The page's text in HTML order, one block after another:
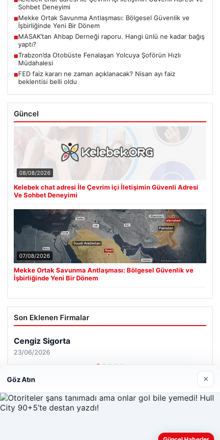
Sohbet Deneyimi
■Mekke Ortak Savunma Antlaşması: Bölgesel Güvenlik ve
İşbirliğinde Yeni Bir Dönem
■MASAK’tan Ahbap Derneği raporu. Hangi ünlü ne kadar bağış
yaptı?
■Trabzon’da Otobüste Fenalaşan Yolcuya Şoförün Hızlı
Müdahalesi
■FED faiz kararı ne zaman açıklanacak? Nisan ayı faiz
beklentisi belli oldu
Güncel
08/08/2026
Kelebek chat adresi İle Çevrim içi İletişimin Güvenli Adresi
Ve Sohbet Deneyimi
07/08/2026
Mekke Ortak Savunma Antlaşması: Bölgesel Güvenlik ve
İşbirliğinde Yeni Bir Dönem
Son Eklenen Firmalar
Cengiz Sigorta
23/06/2026
Göz Atın ×